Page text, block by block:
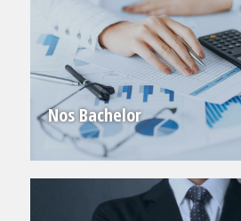
Nos Bachelor